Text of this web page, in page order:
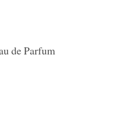
de Parfum